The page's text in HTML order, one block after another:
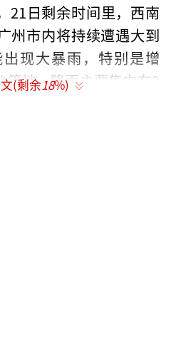
21日剩余时间里，西南
州市内将持续遭遇大到
现大暴雨，特别是增
等地，降雨主要集中在2
(剩余18%)